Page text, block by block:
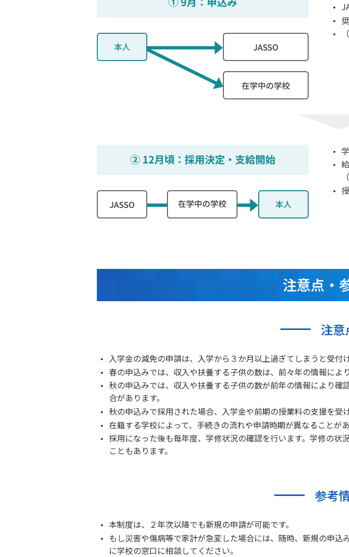
注意点・
注意
入学金の減免の申請は、入学から３か月以上過ぎてしまうと受付
春の申込みでは、収入や扶養する子供の数は、前々年の情報によ
秋の申込みでは、収入や扶養する子供の数が前年の情報により
合があります。
秋の申込みで採用された場合、入学金や前期の授業料の支援を受
在籍する学校によって、手続きの流れや申請時期が異なることが
採用になった後も毎年度、学修状況の確認を行います。学修の
こともあります。
参考
本制度は、２年次以降でも新規の申請が可能です。
もし災害や傷病等で家計が急変した場合には、随時、新規の申
に学校の窓口に相談してください。